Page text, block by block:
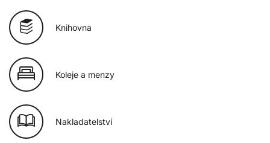
Knihovna
Koleje a menzy
Nakladatelství